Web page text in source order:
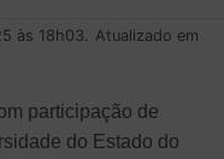
às 18h03.
Atualizado em
participação de
do Estado do